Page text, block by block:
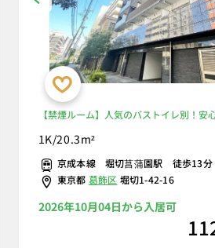
【禁煙ルーム】人気のバストイレ別！安
収納2ドア冷蔵庫＆浴室乾燥機＆温水洗浄
あるお部屋■選べるWi-Fi格安レンタル中！
1K/20.3m²
京成本線 堀切菖蒲園駅 徒歩13分
東京都 葛飾区 堀切1-42-16
2026年10月04日から入居可